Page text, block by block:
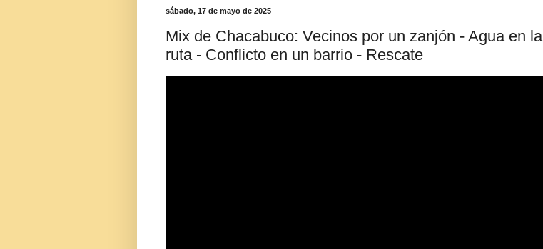
sábado, 17 de mayo de 2025
Mix de Chacabuco: Vecinos por un zanjón - Agua en la
ruta - Conflicto en un barrio - Rescate